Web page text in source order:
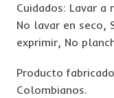
Cuidados: Lavar
No lavar en seco,
exprimir, No
Producto
Colombianos.